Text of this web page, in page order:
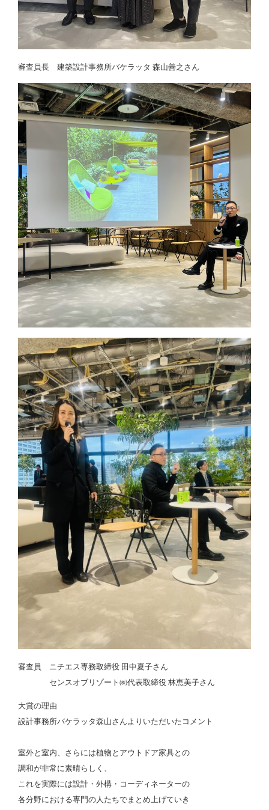
審査員長 建築設計事務所バケラッタ 森山善之さん
審査員 ニチエス専務取締役 田中夏子さん
センスオブリゾート㈱代表取締役 林恵美子さん
大賞の理由
設計事務所バケラッタ森山さんよりいただいたコメント
室外と室内、さらには植物とアウトドア家具との
調和が非常に素晴らしく、
これを実際には設計・外構・コーディネーターの
各分野における専門の人たちでまとめ上げていき